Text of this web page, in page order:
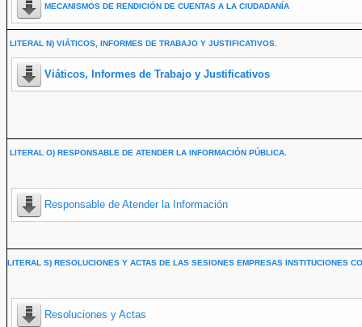
MECANISMOS DE RENDICIÓN DE CUENTAS A LA CIUDADANÍA
LITERAL N) VIÁTICOS, INFORMES DE TRABAJO Y JUSTIFICATIVOS.
Viáticos, Informes de Trabajo y Justificativos
LITERAL O) RESPONSABLE DE ATENDER LA INFORMACIÓN PÚBLICA.
Responsable de Atender la Información
LITERAL S) RESOLUCIONES Y ACTAS DE LAS SESIONES EMPRESAS INSTITUCIONES
Resoluciones y Actas